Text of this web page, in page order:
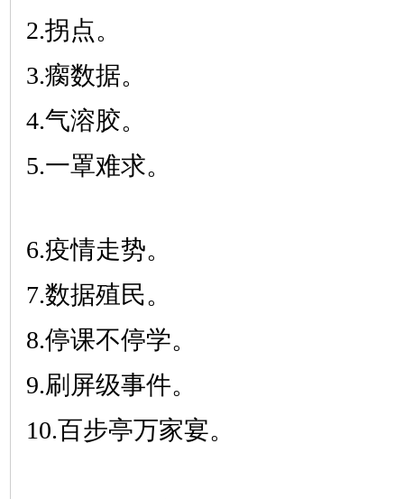
2.拐点。
3.瘸数据。
4.气溶胶。
5.一罩难求。
6.疫情走势。
7.数据殖民。
8.停课不停学。
9.刷屏级事件。
10.百步亭万家宴。